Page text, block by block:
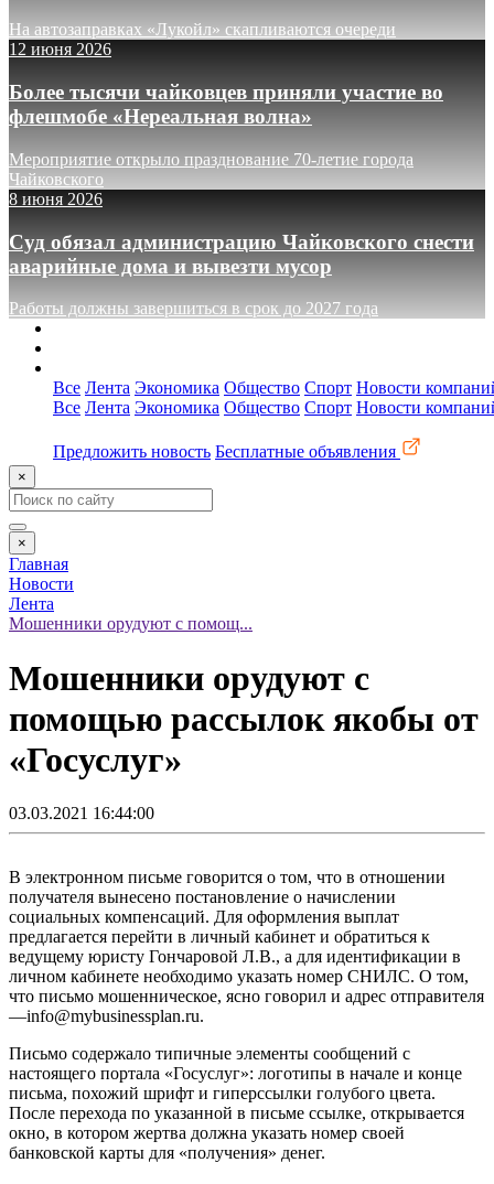
На автозаправках «Лукойл» скапливаются очереди
12 июня 2026
Более тысячи чайковцев приняли участие во
флешмобе «Нереальная волна»
Мероприятие открыло празднование 70-летие города
Чайковского
8 июня 2026
Суд обязал администрацию Чайковского снести
аварийные дома и вывезти мусор
Работы должны завершиться в срок до 2027 года
Все Лента Экономика Общество Спорт Новости
Все Лента Экономика Общество Спорт Новости
Предложить новость Бесплатные объявления
×
×
Главная
Новости
Лента
Мошенники орудуют с помощ...
Мошенники орудуют с
помощью рассылок якобы от
«Госуслуг»
03.03.2021 16:44:00
В электронном письме говорится о том, что в отношении
получателя вынесено постановление о начислении
социальных компенсаций. Для оформления выплат
предлагается перейти в личный кабинет и обратиться к
ведущему юристу Гончаровой Л.В., а для идентификации в
личном кабинете необходимо указать номер СНИЛС. О том,
что письмо мошенническое, ясно говорил и адрес отправителя
—info@mybusinessplan.ru.
Письмо содержало типичные элементы сообщений с
настоящего портала «Госуслуг»: логотипы в начале и конце
письма, похожий шрифт и гиперссылки голубого цвета.
После перехода по указанной в письме ссылке, открывается
окно, в котором жертва должна указать номер своей
банковской карты для «получения» денег.